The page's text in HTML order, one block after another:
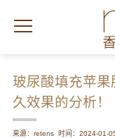
玻尿酸填充苹
久效果的分析！
来源：retens 时间：2024-01-